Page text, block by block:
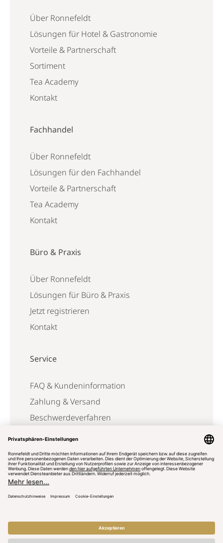
Über Ronnefeldt
Lösungen für Hotel & Gastronomie
Vorteile & Partnerschaft
Sortiment
Tea Academy
Kontakt
Fachhandel
Über Ronnefeldt
Lösungen für den Fachhandel
Vorteile & Partnerschaft
Tea Academy
Kontakt
Büro & Praxis
Über Ronnefeldt
Lösungen für Büro & Praxis
Jetzt registrieren
Kontakt
Service
FAQ & Kundeninformation
Zahlung & Versand
Beschwerdeverfahren
Vertrag widerrufen
© 2025 | J.T. Ronnefeldt KG